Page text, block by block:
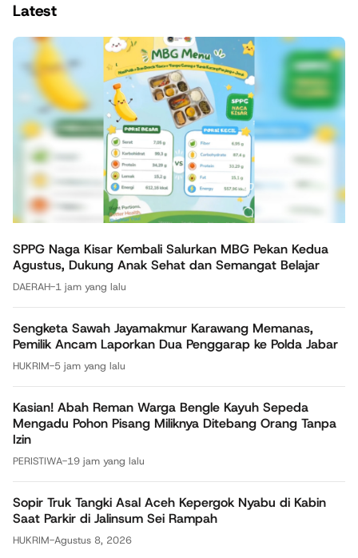
Latest
SPPG Naga Kisar Kembali Salurkan MBG Pekan Kedua
Agustus, Dukung Anak Sehat dan Semangat Belajar
DAERAH-1 jam yang lalu
Sengketa Sawah Jayamakmur Karawang Memanas,
Pemilik Ancam Laporkan Dua Penggarap ke Polda Jabar
HUKRIM-5 jam yang lalu
Kasian! Abah Reman Warga Bengle Kayuh Sepeda
Mengadu Pohon Pisang Miliknya Ditebang Orang Tanpa
Izin
PERISTIWA-19 jam yang lalu
Sopir Truk Tangki Asal Aceh Kepergok Nyabu di Kabin
Saat Parkir di Jalinsum Sei Rampah
HUKRIM-Agustus 8, 2026